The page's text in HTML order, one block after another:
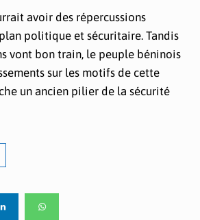
avoir des répercussions
politique et sécuritaire. Tandis
vont bon train, le peuple béninois
sur les motifs de cette
un ancien pilier de la sécurité